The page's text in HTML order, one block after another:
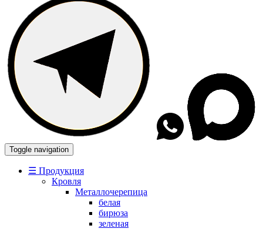
Toggle navigation
☰ Продукция
Кровля
Металлочерепица
белая
бирюза
зеленая